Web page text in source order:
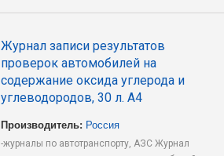
Журнал записи результатов
проверок автомобилей на
содержание оксида углерода и
углеводородов, 30 л. А4
Производитель: Россия
-журналы по автотранспорту, АЗС Журнал